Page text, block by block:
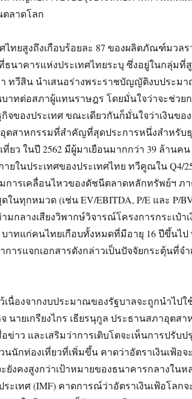
ลาดโลก
ไทยสูงถึงเกือบร้อยละ 87 ของผลิตภัณฑ์มวล
ธนาคารแห่งประเทศไทยระบุ ซึ่งอยู่ในกลุ่มที่
ทวีสิน นำเสนอร่างพระราชบัญญัติงบประม
นบาทต่อสภาผู้แทนราษฎร โดยมั่นใจว่าจะช่วย
กิจของประเทศ ขณะเดียวกันก็มั่นใจว่าเงินขอ
ตสาหกรรมที่สำคัญที่สุดประการหนึ่งสำหรับ
ยว ในปี 2562 มีผู้มาเยือนมากกว่า 39 ล้านคน
ในประเทศของประเทศไทย ทวีคูณใน Q4/
ารเคลื่อนไหวของดัชนีตลาดหลักทรัพย์ฯ ภา
นทุกหมวด (เช่น EV/EBITDA, P/E และ P/
กลางเสียงวิพากษ์วิจารณ์โครงการกระเป๋า
บาทแก่คนไทยเกือบทั้งหมดที่มีอายุ 16 ปีขึ้นไป
การแจกเอกสารดังกล่าวเป็นปัจจัยกระตุ้นที่จ
นื่องจากงบประมาณของรัฐบาลจะถูกนำไปใ
นายเกรียงไกร เธียรนุกูล ประธานสภาอุตส
ข่าว และเสริมว่าการเติบโตจะเห็นการปรับป
นนักท่องเที่ยวที่เพิ่มขึ้น คาดว่าอัตราเงินเฟ้อ
ยังคงสูงกว่าเป้าหมายของธนาคารกลางในห
ะเทศ (IMF) คาดการณ์ว่าอัตราเงินเฟ้อโลกจ